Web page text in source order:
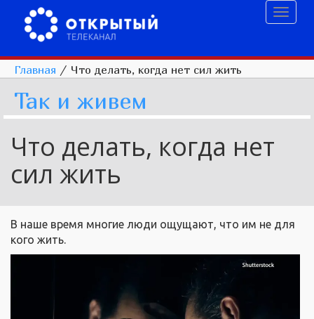
Главная / Что делать, когда нет сил жить
Так и живем
Что делать, когда нет
сил жить
В наше время многие люди ощущают, что им не для
кого жить.